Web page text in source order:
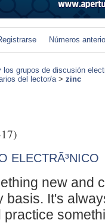
Números
los grupos de discusión
del lector/a> zinc
ELECTRÃ³NICO
new and
basis. It's